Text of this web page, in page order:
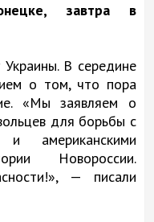
завтра в
В середине
о том, что пора
«Мы заявляем о
для борьбы с
и американскими
Новороссии.
— писали